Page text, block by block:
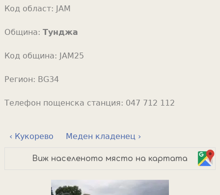
Код област: JAM
Община: Тунджа
Код община: JAM25
Регион: BG34
Телефон пощенска станция: 047 712 112
‹ Кукорево Меден кладенец ›
Виж населеното място на картата